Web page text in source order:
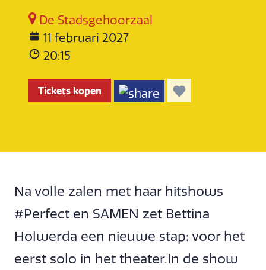
De Stadsgehoorzaal
11 februari 2027
20:15
Tickets kopen
Na volle zalen met haar hitshows
#Perfect en SAMEN zet Bettina
Holwerda een nieuwe stap: voor het
eerst solo in het theater.In de show